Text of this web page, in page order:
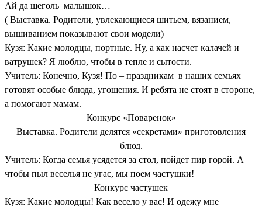
Ай да щеголь малышок…
( Выставка. Родители, увлекающиеся шитьем, вязанием,
вышиванием показывают свои модели)
Кузя: Какие молодцы, портные. Ну, а как насчет калачей и
ватрушек? Я люблю, чтобы в тепле и сытости.
Учитель: Конечно, Кузя! По – праздникам в наших семьях
готовят особые блюда, угощения. И ребята не стоят в стороне,
а помогают мамам.
Конкурс «Поваренок»
Выставка. Родители делятся «секретами» приготовления
блюд.
Учитель: Когда семья усядется за стол, пойдет пир горой. А
чтобы пыл веселья не угас, мы поем частушки!
Конкурс частушек
Кузя: Какие молодцы! Как весело у вас! И одежу мне